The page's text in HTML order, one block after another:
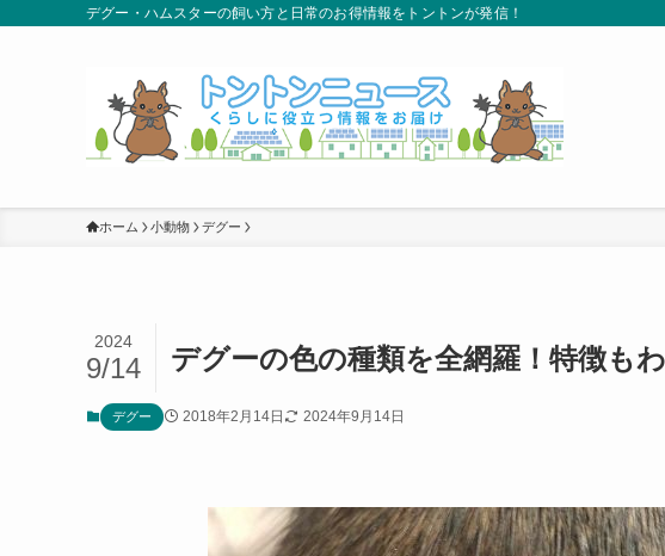
デグー・ハムスターの飼い方と日常のお得情報をトントンが発信！
ホーム 小動物 デグー
デグーの色の種類を全網羅！特徴も
2024
9/14
デグー 2018年2月14日 2024年9月14日